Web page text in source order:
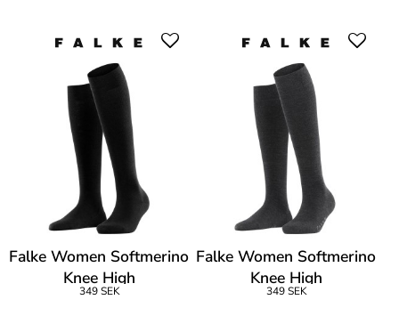
Falke Women Softmerino
Knee High
349 SEK
Falke Women Softmerino
Knee High
349 SEK